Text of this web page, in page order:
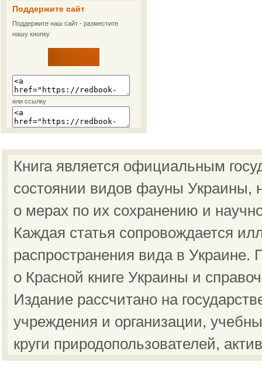
Поддержите сайт
Поддержите наш сайт - разместите
нашу кнопку
или ссылку
Книга является официальным
состоянии видов фауны Украины,
о мерах по их сохранению и
Каждая статья сопровождается
распространения вида в
о Красной книге Украины и
Издание рассчитано на
учреждения и организации,
круги природопользователей,